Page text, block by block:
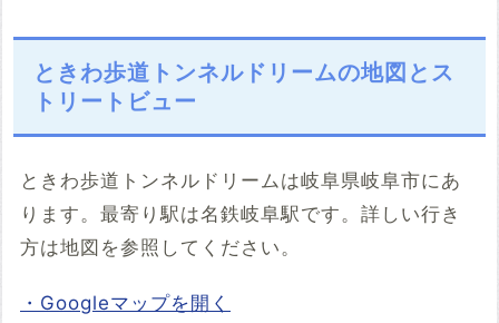
ときわ歩道トンネルドリームの地図とス
トリートビュー
ときわ歩道トンネルドリームは岐阜県岐阜市にあ
ります。最寄り駅は名鉄岐阜駅です。詳しい行き
方は地図を参照してください。
・Googleマップを開く